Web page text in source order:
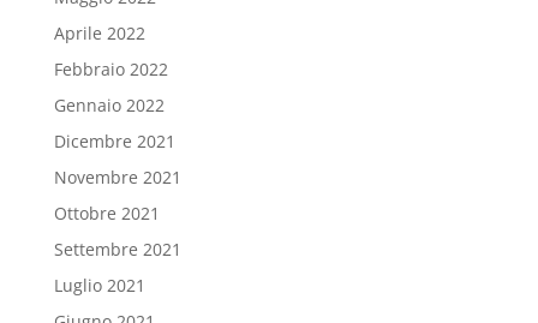
Aprile 2022
Febbraio 2022
Gennaio 2022
Dicembre 2021
Novembre 2021
Ottobre 2021
Settembre 2021
Luglio 2021